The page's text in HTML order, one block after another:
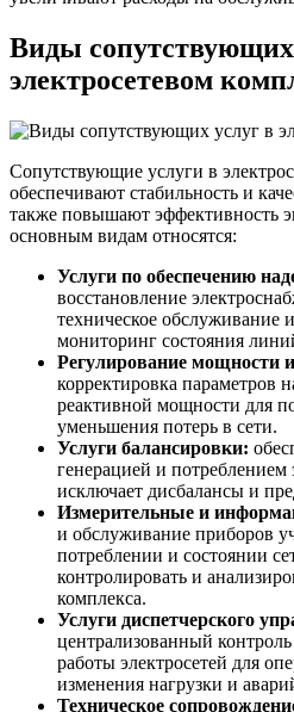
Виды сопутствующих
электросетевом
Сопутствующие услуги в
обеспечивают стабильность и
также повышают эффективность
основным видам относятся:
Услуги по обеспечению
восстановление
техническое обслуживание
мониторинг состояния
Регулирование мощности
корректировка параметров
реактивной мощности для
уменьшения потерь в сети.
Услуги балансировки:
генерацией и потреблением
исключает дисбалансы и
Измерительные и
и обслуживание приборов
потреблении и состоянии
контролировать и
комплекса.
Услуги диспетчерского
централизованный
работы электросетей для
изменения нагрузки и
Техническое